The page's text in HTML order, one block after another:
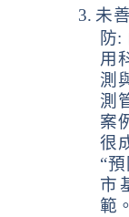
3. 未
防:
用
測
測
案
很
“
市
範。